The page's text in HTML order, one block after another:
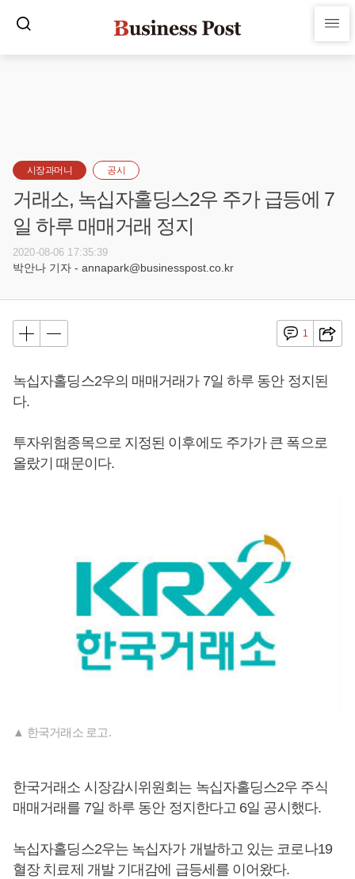
시장과머니 공시
거래소, 녹십자홀딩스2우 주가 급등에 7
일 하루 매매거래 정지
2020-08-06 17:35:39
박안나 기자 - annapark@businesspost.co.kr
1
녹십자홀딩스2우의 매매거래가 7일 하루 동안 정지된
다.
투자위험종목으로 지정된 이후에도 주가가 큰 폭으로
올랐기 때문이다.
▲ 한국거래소 로고.
한국거래소 시장감시위원회는 녹십자홀딩스2우 주식
매매거래를 7일 하루 동안 정지한다고 6일 공시했다.
녹십자홀딩스2우는 녹십자가 개발하고 있는 코로나19
혈장 치료제 개발 기대감에 급등세를 이어왔다.